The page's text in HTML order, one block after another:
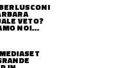
VETO?
NOI